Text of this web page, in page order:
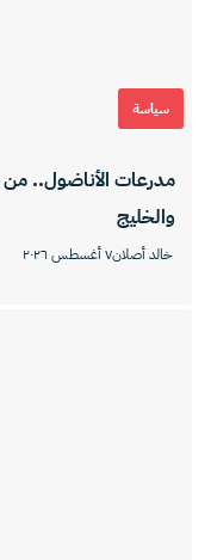
سياسة
مدرعات الأناضول.. من
والخليج
خالد أصلان٧ أغسطس ٢٠٢٦